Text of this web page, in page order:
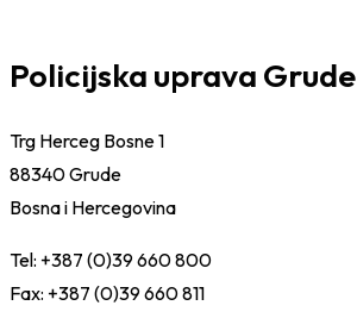
Policijska uprava Grude
Trg Herceg Bosne 1
88340 Grude
Bosna i Hercegovina
Tel: +387 (0)39 660 800
Fax: +387 (0)39 660 811